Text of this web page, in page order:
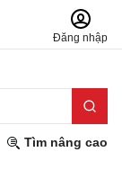
Đăng nhập
Tìm nâng cao